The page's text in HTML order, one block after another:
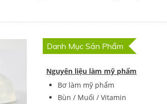
Danh Mục Sản Phẩm
Nguyên liệu làm mỹ phẩm
Bơ làm mỹ phẩm
Bùn / Muối / Vitamin